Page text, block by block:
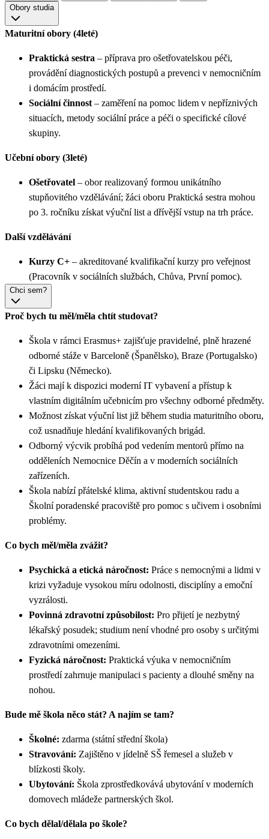
Obory studia
Maturitní obory (4leté)
Praktická sestra – příprava pro ošetřovatelskou péči,
provádění diagnostických postupů a prevenci v nemocničním
i domácím prostředí.
Sociální činnost – zaměření na pomoc lidem v nepříznivých
situacích, metody sociální práce a péči o specifické cílové
skupiny.
Učební obory (3leté)
Ošetřovatel – obor realizovaný formou unikátního
stupňovitého vzdělávání; žáci oboru Praktická sestra mohou
po 3. ročníku získat výuční list a dřívější vstup na trh práce.
Další vzdělávání
Kurzy C+ – akreditované kvalifikační kurzy pro veřejnost
(Pracovník v sociálních službách, Chůva, První pomoc).
Chci sem?
Proč bych tu měl/měla chtít studovat?
Škola v rámci Erasmus+ zajišťuje pravidelné, plně hrazené
odborné stáže v Barceloně (Španělsko), Braze (Portugalsko)
či Lipsku (Německo).
Žáci mají k dispozici moderní IT vybavení a přístup k
vlastním digitálním učebnicím pro všechny odborné předměty.
Možnost získat výuční list již během studia maturitního oboru,
což usnadňuje hledání kvalifikovaných brigád.
Odborný výcvik probíhá pod vedením mentorů přímo na
odděleních Nemocnice Děčín a v moderních sociálních
zařízeních.
Škola nabízí přátelské klima, aktivní studentskou radu a
Školní poradenské pracoviště pro pomoc s učivem i osobními
problémy.
Co bych měl/měla zvážit?
Psychická a etická náročnost: Práce s nemocnými a lidmi v
krizi vyžaduje vysokou míru odolnosti, disciplíny a emoční
vyzrálosti.
Povinná zdravotní způsobilost: Pro přijetí je nezbytný
lékařský posudek; studium není vhodné pro osoby s určitými
zdravotními omezeními.
Fyzická náročnost: Praktická výuka v nemocničním
prostředí zahrnuje manipulaci s pacienty a dlouhé směny na
nohou.
Bude mě škola něco stát? A najím se tam?
Školné: zdarma (státní střední škola)
Stravování: Zajištěno v jídelně SŠ řemesel a služeb v
blízkosti školy.
Ubytování: Škola zprostředkovává ubytování v moderních
domovech mládeže partnerských škol.
Co bych dělal/dělala po škole?